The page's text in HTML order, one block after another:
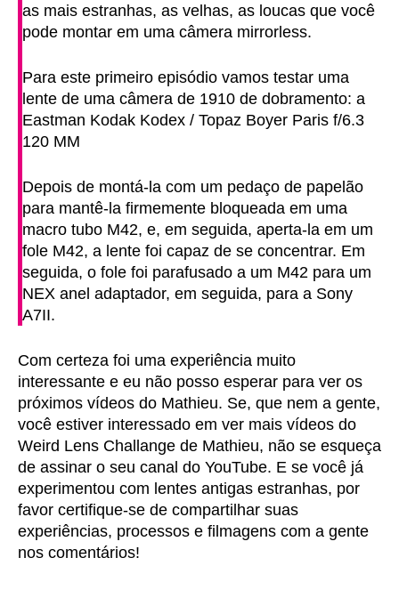
as mais estranhas, as velhas, as loucas que você
pode montar em uma câmera mirrorless.
Para este primeiro episódio vamos testar uma
lente de uma câmera de 1910 de dobramento: a
Eastman Kodak Kodex / Topaz Boyer Paris f/6.3
120 MM
Depois de montá-la com um pedaço de papelão
para mantê-la firmemente bloqueada em uma
macro tubo M42, e, em seguida, aperta-la em um
fole M42, a lente foi capaz de se concentrar. Em
seguida, o fole foi parafusado a um M42 para um
NEX anel adaptador, em seguida, para a Sony
A7II.
Com certeza foi uma experiência muito
interessante e eu não posso esperar para ver os
próximos vídeos do Mathieu. Se, que nem a gente,
você estiver interessado em ver mais vídeos do
Weird Lens Challange de Mathieu, não se esqueça
de assinar o seu canal do YouTube. E se você já
experimentou com lentes antigas estranhas, por
favor certifique-se de compartilhar suas
experiências, processos e filmagens com a gente
nos comentários!